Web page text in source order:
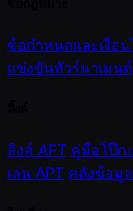
ข้อกำหนดและเงื่อน
แข่งขันทัวร์นาเมนต์
ลิงค์ APT คู่มือโป๊ก
เล่น APT คลังข้อมูล